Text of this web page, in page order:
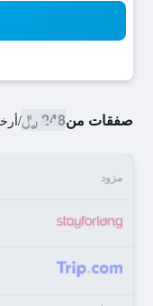
صفقات من248 ﷼ /
مزود